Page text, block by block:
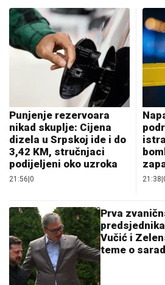
Punjenje rezervoara
nikad skuplje: Cijena
dizela u Srpskoj ide i do
3,42 KM, stručnjaci
podijeljeni oko uzroka
21:56 0 21:38
Prva
Vučić i
teme o